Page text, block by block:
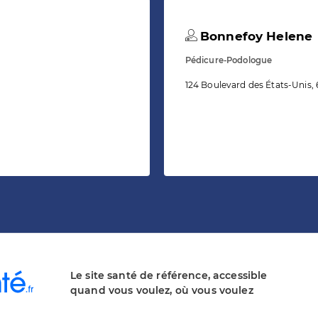
Bonnefoy Helene
Pédicure-Podologue
124 Boulevard des États-
Le site santé de référence, accessible
quand vous voulez, où vous voulez